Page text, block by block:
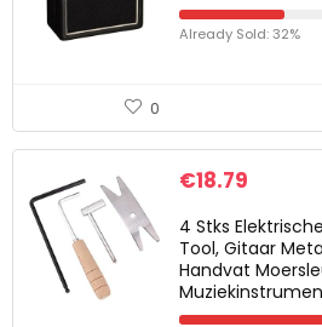
Already Sold: 32%
0
€18.79
4 Stks
Tool, Gitaar
Handvat